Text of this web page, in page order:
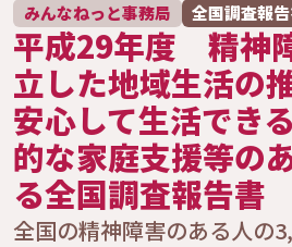
みんなねっと事務局 全国調査報
平成29年度 精神
立した地域生活の
安心して生活でき
的な家庭支援等の
る全国調査報告書
全国の精神障害のある人の